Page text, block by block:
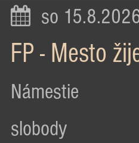
so
FP - Mesto
Námestie
slobody